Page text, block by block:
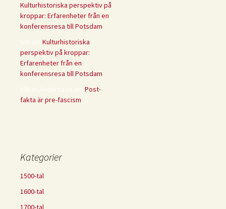
Kulturhistoriska perspektiv på
kroppar: Erfarenheter från en
konferensresa till Potsdam
SW om Kulturhistoriska
perspektiv på kroppar:
Erfarenheter från en
konferensresa till Potsdam
håkan Andersson om Post-
fakta är pre-fascism
Kategorier
1500-tal
1600-tal
1700-tal